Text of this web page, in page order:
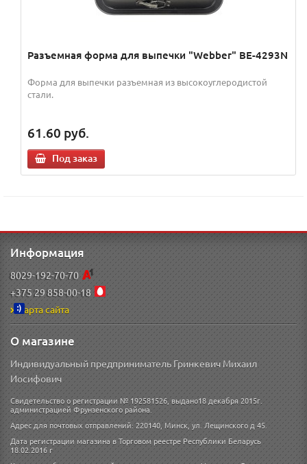
Разъемная форма для выпечки "Webber" BE-4293N
Форма для выпечки разъемная из высокоуглеродистой
стали.
61.60 руб.
Под заказ
Информация
8029-192-70-70
+375 29 858-00-18
Карта сайта
О магазине
Индивидуальный предприниматель Гринкевич Михаил
Иосифович
Свидетельство о регистрации № 192581526, выдано18 декабря 2015г.
администрацией Фрунзенского района.
Адрес для почтовых отправлений: 220140, Минск, ул. Лещинского д 45.
Дата регистрации магазина в Торговом реестре Республики Беларусь
18.02.2016 г